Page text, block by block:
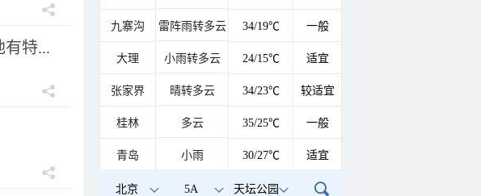
有特...
九寨沟 雷阵雨转多云 34/19℃ 一般
大理 小雨转多云 24/15℃ 适宜
张家界 晴转多云 34/23℃ 较适宜
桂林 多云 35/25℃ 一般
青岛 小雨 30/27℃ 适宜
北京 5A 天坛公园